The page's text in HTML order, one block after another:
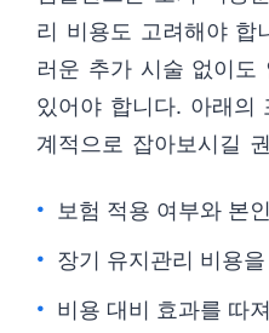
리 비용도 고려해야 합
러운 추가 시술 없이도
있어야 합니다. 아래의
계적으로 잡아보시길
보험 적용 여부와 본
장기 유지관리 비용
비용 대비 효과를 따